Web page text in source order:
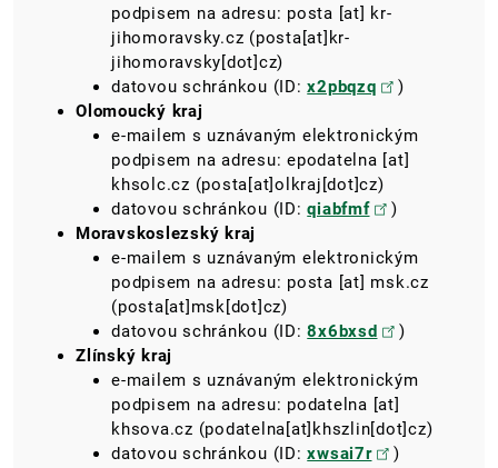
podpisem na adresu:​​​​​​​ posta [at] kr-
jihomoravsky.cz (posta[at]kr-
jihomoravsky[dot]cz)
datovou schránkou (ID:x2pbqzq
)
Olomoucký kraj
e-mailem s uznávaným elektronickým
podpisem na adresu:​​​​​​​ epodatelna [at]
khsolc.cz (posta[at]olkraj[dot]cz)
datovou schránkou (ID:qiabfmf
)
Moravskoslezský kraj
e-mailem s uznávaným elektronickým
podpisem na adresu:​​​​​​​ posta [at] msk.cz
(posta[at]msk[dot]cz)
datovou schránkou (ID:8x6bxsd
)
Zlínský kraj
e-mailem s uznávaným elektronickým
podpisem na adresu:​​​​​​​ podatelna [at]
khsova.cz (podatelna[at]khszlin[dot]cz)
datovou schránkou (ID: ​​​​​​​xwsai7r )